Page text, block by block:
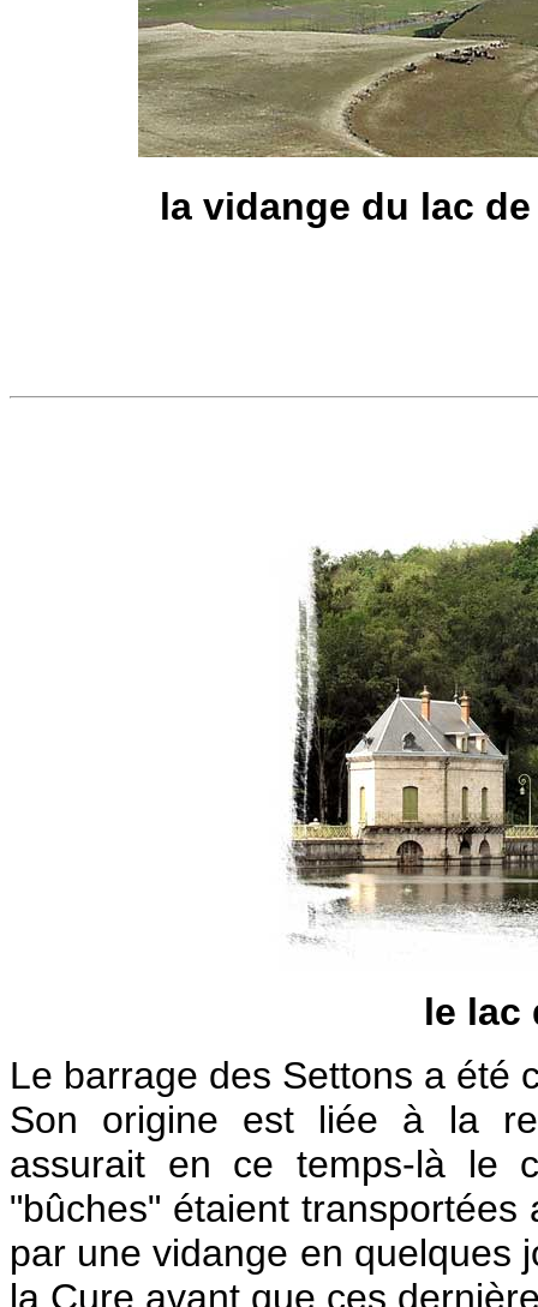
la vidange du lac
le lac
Le barrage des Settons a été
Son origine est liée à la
assurait en ce temps-là le
"bûches" étaient
par une vidange en quelques
la Cure avant que ces